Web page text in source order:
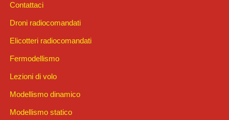
Contattaci
Droni radiocomandati
Elicotteri radiocomandati
Fermodellismo
Lezioni di volo
Modellismo dinamico
Modellismo statico